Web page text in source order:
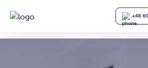
+48